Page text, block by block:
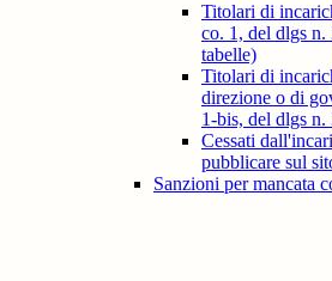
Titolari di
co. 1, del dlgs n.
tabelle)
Titolari di
direzione o di
1-bis, del dlgs n.
Cessati
pubblicare sul
Sanzioni per mancata